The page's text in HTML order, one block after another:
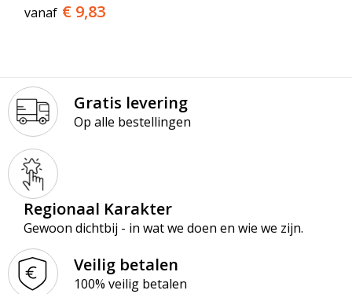
vanaf € 9,83
Gratis levering
Op alle bestellingen
Regionaal Karakter
Gewoon dichtbij - in wat we doen en wie we zijn.
Veilig betalen
100% veilig betalen